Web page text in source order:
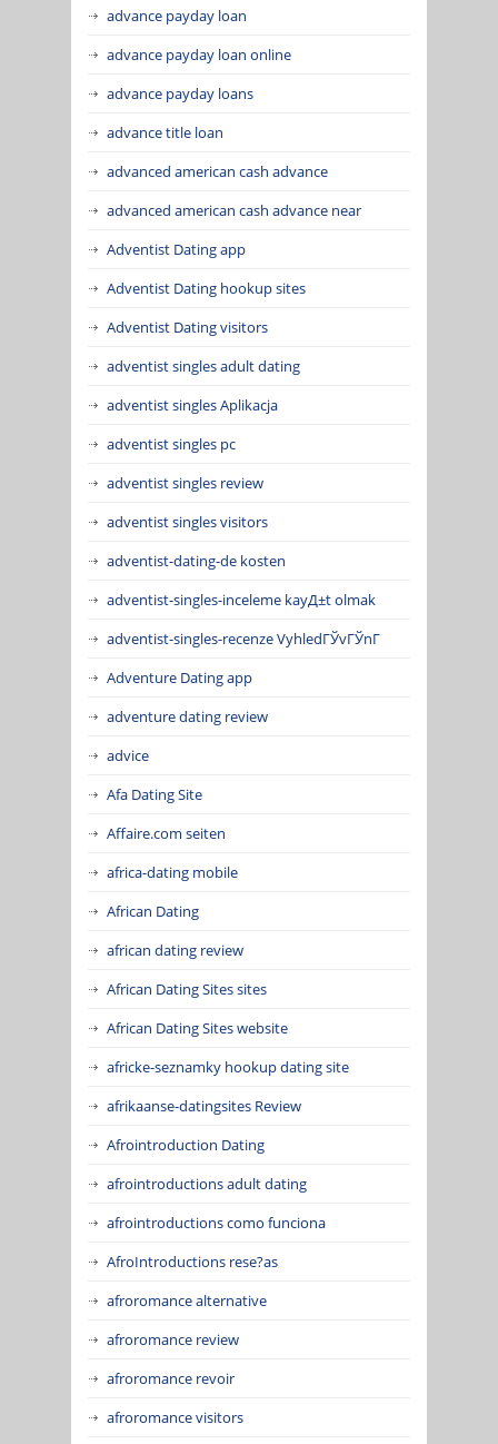
advance payday loan
advance payday loan online
advance payday loans
advance title loan
advanced american cash advance
advanced american cash advance near
Adventist Dating app
Adventist Dating hookup sites
Adventist Dating visitors
adventist singles adult dating
adventist singles Aplikacja
adventist singles pc
adventist singles review
adventist singles visitors
adventist-dating-de kosten
adventist-singles-inceleme kayД±t olmak
adventist-singles-recenze VyhledГЎvГЎnГ­
Adventure Dating app
adventure dating review
advice
Afa Dating Site
Affaire.com seiten
africa-dating mobile
African Dating
african dating review
African Dating Sites sites
African Dating Sites website
africke-seznamky hookup dating site
afrikaanse-datingsites Review
Afrointroduction Dating
afrointroductions adult dating
afrointroductions como funciona
AfroIntroductions rese?as
afroromance alternative
afroromance review
afroromance revoir
afroromance visitors